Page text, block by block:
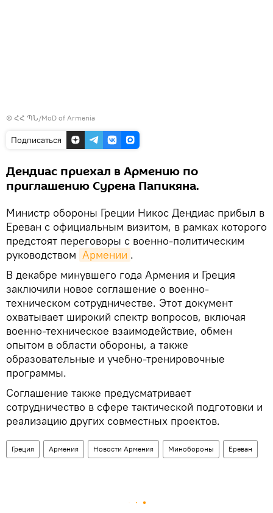
© ՀՀ ՊՆ/MoD of Armenia
Подписаться
Дендиас приехал в Армению по
приглашению Сурена Папикяна.
Министр обороны Греции Никос Дендиас прибыл в
Ереван с официальным визитом, в рамках которого
предстоят переговоры с военно-политическим
руководством Армении .
В декабре минувшего года Армения и Греция
заключили новое соглашение о военно-
техническом сотрудничестве. Этот документ
охватывает широкий спектр вопросов, включая
военно-техническое взаимодействие, обмен
опытом в области обороны, а также
образовательные и учебно-тренировочные
программы.
Соглашение также предусматривает
сотрудничество в сфере тактической подготовки и
реализацию других совместных проектов.
Греция Армения Новости Армения Минобороны Ереван